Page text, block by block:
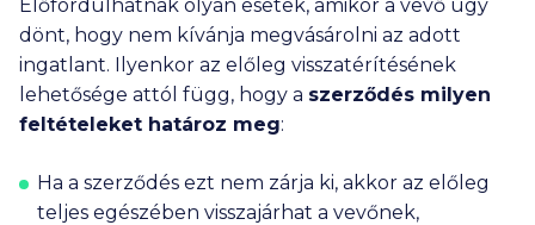
Előfordulhatnak olyan esetek, amikor a vevő úgy
dönt, hogy nem kívánja megvásárolni az adott
ingatlant. Ilyenkor az előleg visszatérítésének
lehetősége attól függ, hogy a szerződés milyen
feltételeket határoz meg:
Ha a szerződés ezt nem zárja ki, akkor az előleg
teljes egészében visszajárhat a vevőnek,